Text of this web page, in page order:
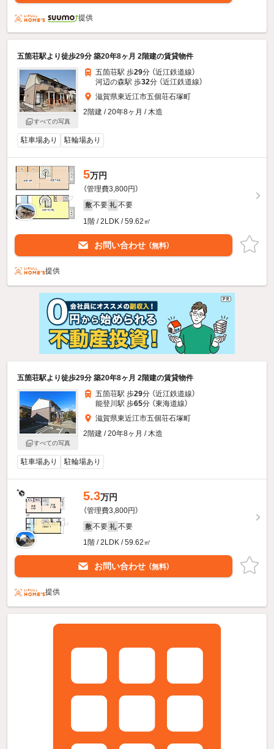
提供
五箇荘駅より徒歩29分 築20年8ヶ月 2階建の賃貸物件
すべての写真
五箇荘駅 歩29分 （近江鉄道線）
河辺の森駅 歩32分 （近江鉄道線）
滋賀県東近江市五個荘石塚町
2階建 / 20年8ヶ月 / 木造
駐車場あり 駐輪場あり
5万円
（管理費3,800円）
敷 不要 礼 不要
1階 / 2LDK / 59.62㎡
お問い合わせ （無料）
提供
五箇荘駅より徒歩29分 築20年8ヶ月 2階建の賃貸物件
すべての写真
五箇荘駅 歩29分 （近江鉄道線）
能登川駅 歩65分 （東海道線）
滋賀県東近江市五個荘石塚町
2階建 / 20年8ヶ月 / 木造
駐車場あり 駐輪場あり
5.3万円
（管理費3,800円）
敷 不要 礼 不要
1階 / 2LDK / 59.62㎡
お問い合わせ （無料）
提供